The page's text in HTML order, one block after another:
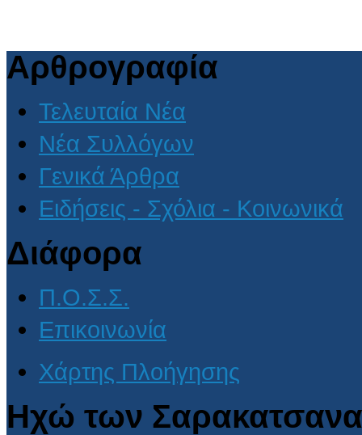
Αρθρογραφία
Τελευταία Νέα
Νέα Συλλόγων
Γενικά Άρθρα
Ειδήσεις - Σχόλια - Κοινωνικά
Διάφορα
Π.Ο.Σ.Σ.
Επικοινωνία
Χάρτης Πλοήγησης
Ηχώ των